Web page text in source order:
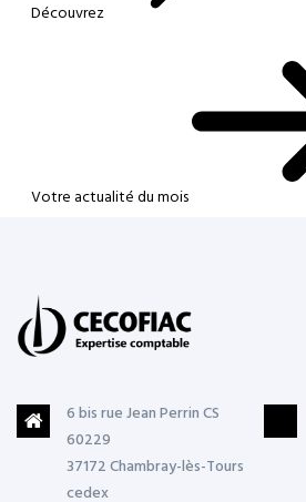
Découvrez
Votre actualité du mois
6 bis rue Jean Perrin CS
60229
37172 Chambray-lès-Tours
cedex